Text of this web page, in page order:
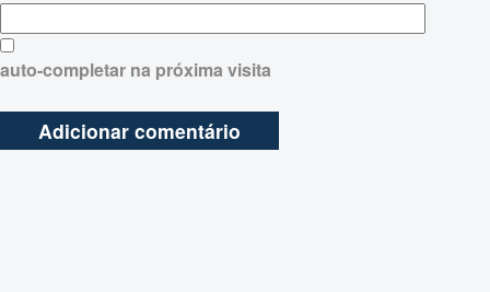
auto-completar na próxima visita